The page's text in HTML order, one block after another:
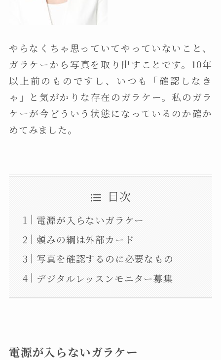
やらなくちゃ思っていてやっていないこと、
ガラケーから写真を取り出すことです。10年
以上前のものですし、いつも「確認しなき
ゃ」と気がかりな存在のガラケー。私のガラ
ケーが今どういう状態になっているのか確か
めてみました。
目次
電源が入らないガラケー
頼みの綱は外部カード
写真を確認するのに必要なもの
デジタルレッスンモニター募集
電源が入らないガラケー